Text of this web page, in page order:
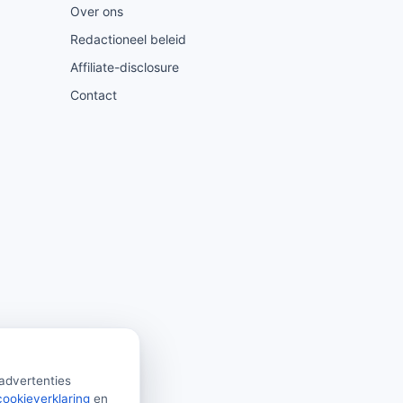
en
Over ons
Redactioneel beleid
Affiliate-disclosure
Contact